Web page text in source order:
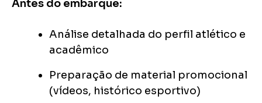
Antes do embarque:
Análise detalhada do perfil atlético e
acadêmico
Preparação de material promocional
(vídeos, histórico esportivo)